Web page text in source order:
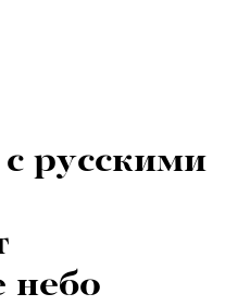
русскими
небо